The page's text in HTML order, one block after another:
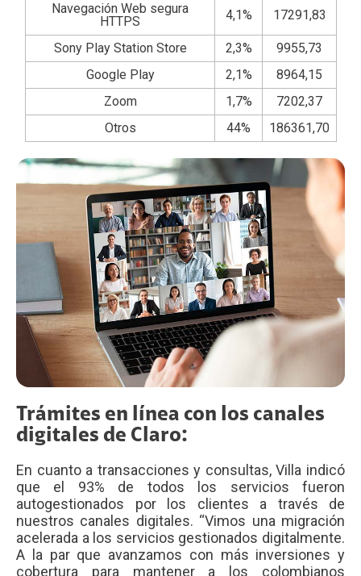
Navegación Web segura
HTTPS
4,1% 17291,83
Sony Play Station Store 2,3%
9955,73
Google Play
2,1%
8964,15
Zoom
1,7%
7202,37
Otros
44% 186361,70
Trámites en línea con los canales
digitales de Claro:
En cuanto a transacciones y consultas, Villa indicó
que el 93% de todos los servicios fueron
autogestionados por los clientes a través de
nuestros canales digitales. “Vimos una migración
acelerada a los servicios gestionados digitalmente.
A la par que avanzamos con más inversiones y
cobertura para mantener a los colombianos